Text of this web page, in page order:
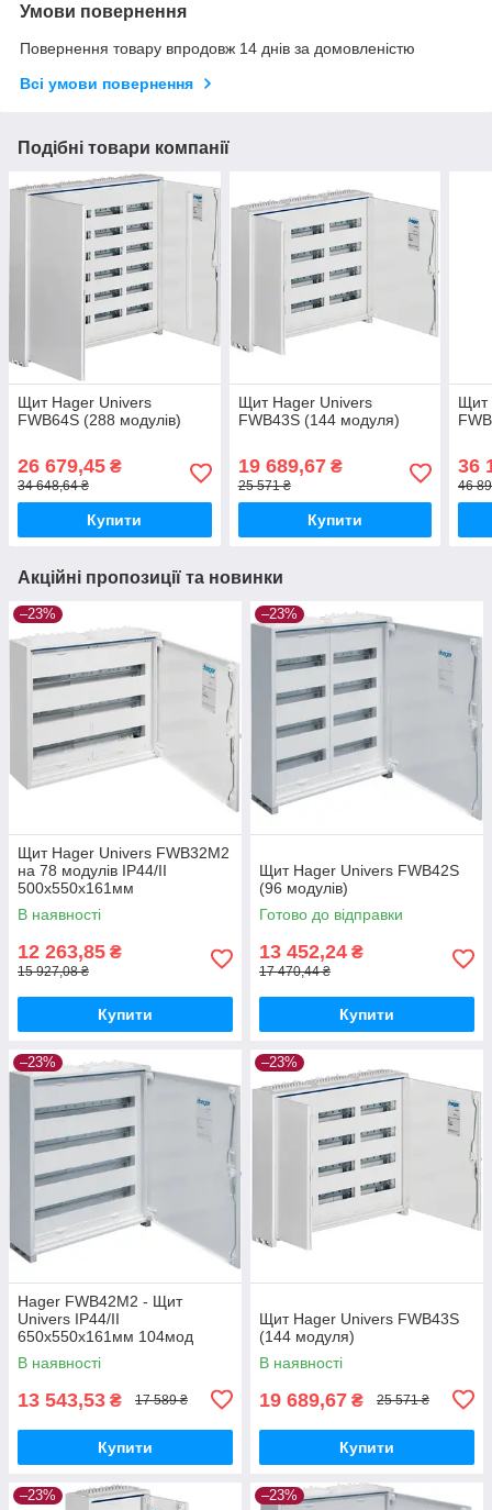
Умови повернення
Повернення товару впродовж 14 днів за домовленістю
Всі умови повернення
Подібні товари компанії
Щит Hager Univers
FWB64S (288 модулів)
26 679,45 ₴
34 648,64 ₴
Купити
Щит Hager Univers
FWB43S (144 модуля)
19 689,67₴
25 571 ₴
Купити
Щит
36
46
Акційні пропозиції та новинки
–23%
Щит Hager Univers FWB32M2
на 78 модулів IP44/II
500х550х161мм
В наявності
12 263,85 ₴
15 927,08 ₴
Купити
–23%
Щит Hager Univers FWB42S
(96 модулів)
Готово до відправки
13 452,24 ₴
17 470,44 ₴
Купити
–23%
Hager FWB42M2 - Щит
Univers IP44/II
650x550x161мм 104мод
В наявності
13 543,53 ₴ 17 589 ₴
Купити
–23%
Щит Hager Univers FWB43S
(144 модуля)
В наявності
19 689,67 ₴ 25 571 ₴
Купити
–23% –23%